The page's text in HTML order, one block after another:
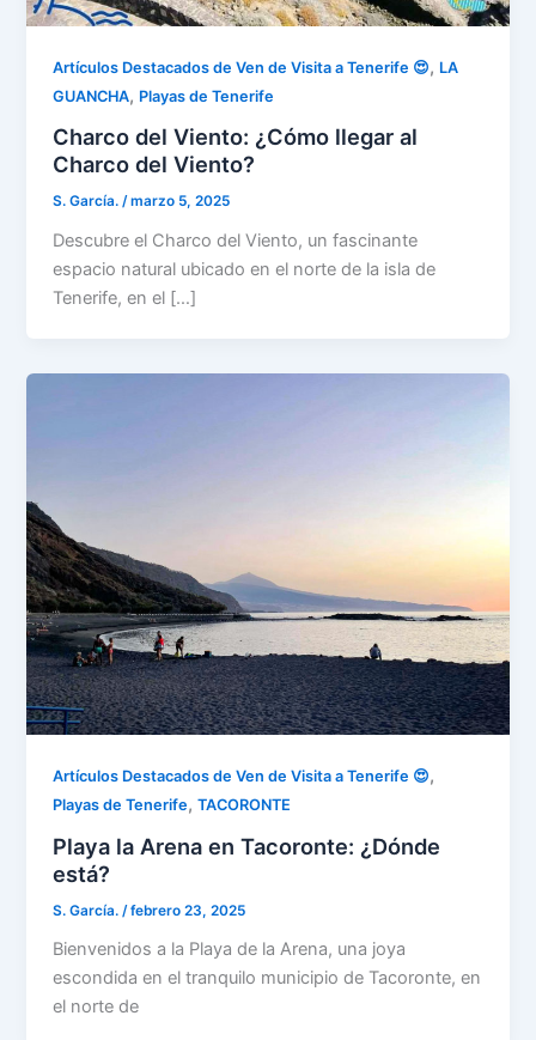
Artículos Destacados de Ven de Visita a Tenerife 😍, LA
GUANCHA, Playas de Tenerife
Charco del Viento: ¿Cómo llegar al
Charco del Viento?
S. García./marzo 5, 2025
Descubre el Charco del Viento, un fascinante
espacio natural ubicado en el norte de la isla de
Tenerife, en el […]
Artículos Destacados de Ven de Visita a Tenerife 😍,
Playas de Tenerife,TACORONTE
Playa la Arena en Tacoronte: ¿Dónde
está?
S. García. /febrero 23, 2025
Bienvenidos a la Playa de la Arena, una joya
escondida en el tranquilo municipio de Tacoronte, en
el norte de